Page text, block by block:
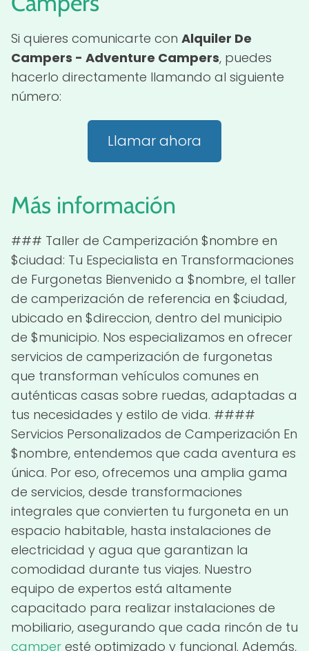
Si quieres comunicarte con Alquiler De
Campers - Adventure Campers, puedes
hacerlo directamente llamando al siguiente
número:
Llamar ahora
Más información
### Taller de Camperización $nombre en
$ciudad: Tu Especialista en Transformaciones
de Furgonetas Bienvenido a $nombre, el taller
de camperización de referencia en $ciudad,
ubicado en $direccion, dentro del municipio
de $municipio. Nos especializamos en ofrecer
servicios de camperización de furgonetas
que transforman vehículos comunes en
auténticas casas sobre ruedas, adaptadas a
tus necesidades y estilo de vida. ####
Servicios Personalizados de Camperización En
$nombre, entendemos que cada aventura es
única. Por eso, ofrecemos una amplia gama
de servicios, desde transformaciones
integrales que convierten tu furgoneta en un
espacio habitable, hasta instalaciones de
electricidad y agua que garantizan la
comodidad durante tus viajes. Nuestro
equipo de expertos está altamente
capacitado para realizar instalaciones de
mobiliario, asegurando que cada rincón de tu
camper esté optimizado y funcional. Además,